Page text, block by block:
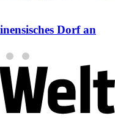
Dorf an